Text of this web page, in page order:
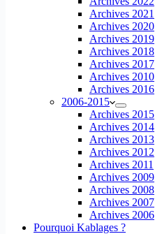
Archives 2021
Archives 2020
Archives 2019
Archives 2018
Archives 2017
Archives 2010
Archives 2016
2006-2015
Archives 2015
Archives 2014
Archives 2013
Archives 2012
Archives 2011
Archives 2009
Archives 2008
Archives 2007
Archives 2006
Pourquoi Kablages ?